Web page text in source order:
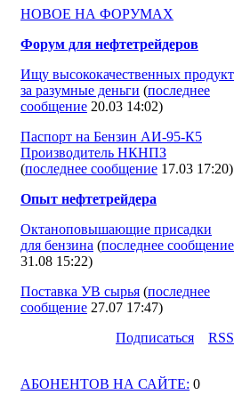
НОВОЕ НА ФОРУМАХ
Форум для нефтетрейдеров
Ищу высококачественных продукт
за разумные деньги (последнее
сообщение 20.03 14:02)
Паспорт на Бензин АИ-95-К5
Производитель НКНПЗ
(последнее сообщение 17.03 17:20)
Опыт нефтетрейдера
Октаноповышающие присадки
для бензина (последнее сообщение
31.08 15:22)
Поставка УВ сырья (последнее
сообщение 27.07 17:47)
Подпиcаться
RSS
АБОНЕНТОВ НА САЙТЕ: 0